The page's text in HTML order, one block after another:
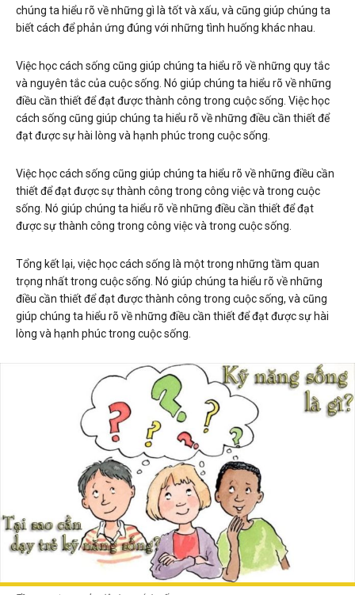
chúng ta hiểu rõ về những gì là tốt và xấu, và cũng giúp chúng ta
biết cách để phản ứng đúng với những tình huống khác nhau.
Việc học cách sống cũng giúp chúng ta hiểu rõ về những quy tắc
và nguyên tắc của cuộc sống. Nó giúp chúng ta hiểu rõ về những
điều cần thiết để đạt được thành công trong cuộc sống. Việc học
cách sống cũng giúp chúng ta hiểu rõ về những điều cần thiết để
đạt được sự hài lòng và hạnh phúc trong cuộc sống.
Việc học cách sống cũng giúp chúng ta hiểu rõ về những điều cần
thiết để đạt được sự thành công trong công việc và trong cuộc
sống. Nó giúp chúng ta hiểu rõ về những điều cần thiết để đạt
được sự thành công trong công việc và trong cuộc sống.
Tổng kết lại, việc học cách sống là một trong những tầm quan
trọng nhất trong cuộc sống. Nó giúp chúng ta hiểu rõ về những
điều cần thiết để đạt được thành công trong cuộc sống, và cũng
giúp chúng ta hiểu rõ về những điều cần thiết để đạt được sự hài
lòng và hạnh phúc trong cuộc sống.